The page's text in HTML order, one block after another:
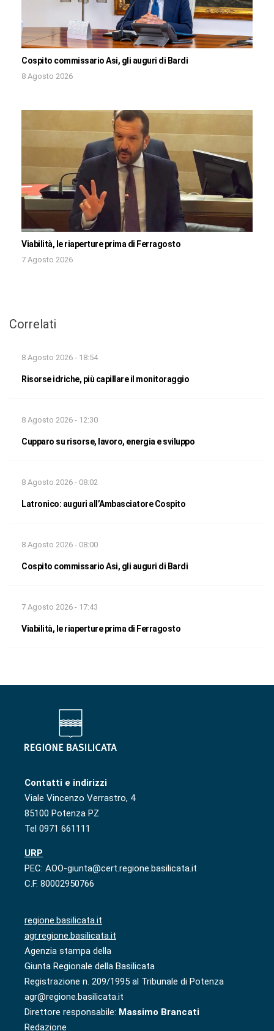
Cospito commissario Asi, gli auguri di Bardi
8 Agosto 2026
Viabilità, le riaperture prima di Ferragosto
7 Agosto 2026
Correlati
8 Agosto 2026 - 18:54
Risorse idriche, più capillare il monitoraggio
8 Agosto 2026 - 12:30
Cupparo su risorse, lavoro, energia e sviluppo
8 Agosto 2026 - 08:02
Latronico: auguri all’Ambasciatore Cospito
8 Agosto 2026 - 08:00
Cospito commissario Asi, gli auguri di Bardi
7 Agosto 2026 - 17:43
Viabilità, le riaperture prima di Ferragosto
Contatti e indirizzi
Viale Vincenzo Verrastro, 4
85100 Potenza PZ
Tel 0971 661111
URP
PEC: AOO-giunta@cert.regione.basilicata.it
C.F. 80002950766
regione.basilicata.it
agr.regione.basilicata.it
Agenzia stampa della
Giunta Regionale della Basilicata
Registrazione n. 209/1995 al Tribunale di Potenza
agr@regione.basilicata.it
Direttore responsabile: Massimo Brancati
Redazione